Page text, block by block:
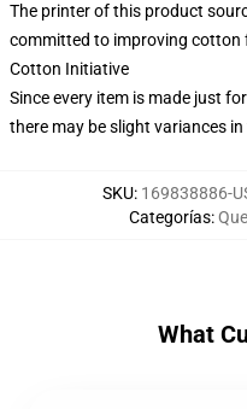
The printer of this product
committed to improving
Cotton Initiative
Since every item is made just
there may be slight variances
SKU: 169838886-
Categorías:
What